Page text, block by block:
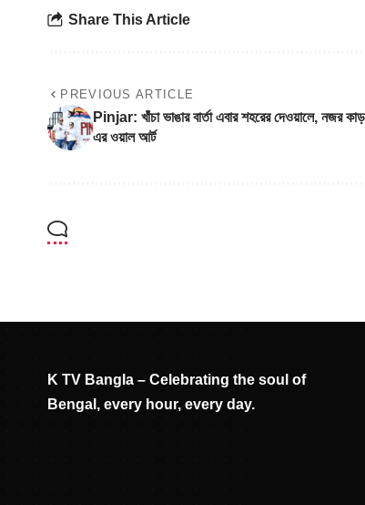
Share This Article
PREVIOUS ARTICLE
Pinjar: খাঁচা ভাঙার বার্তা এবার শহরের দেওয়ালে, নজর
এর ওয়াল আর্ট
K TV Bangla – Celebrating the soul of
Bengal, every hour, every day.